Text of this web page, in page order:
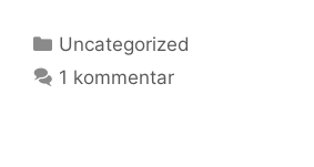
Kategorier
Uncategorized
1 kommentar